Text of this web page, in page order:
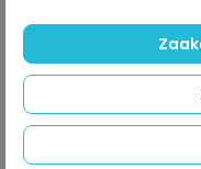
energii? – zajrzyj do
w Annie Modzie na szycie.